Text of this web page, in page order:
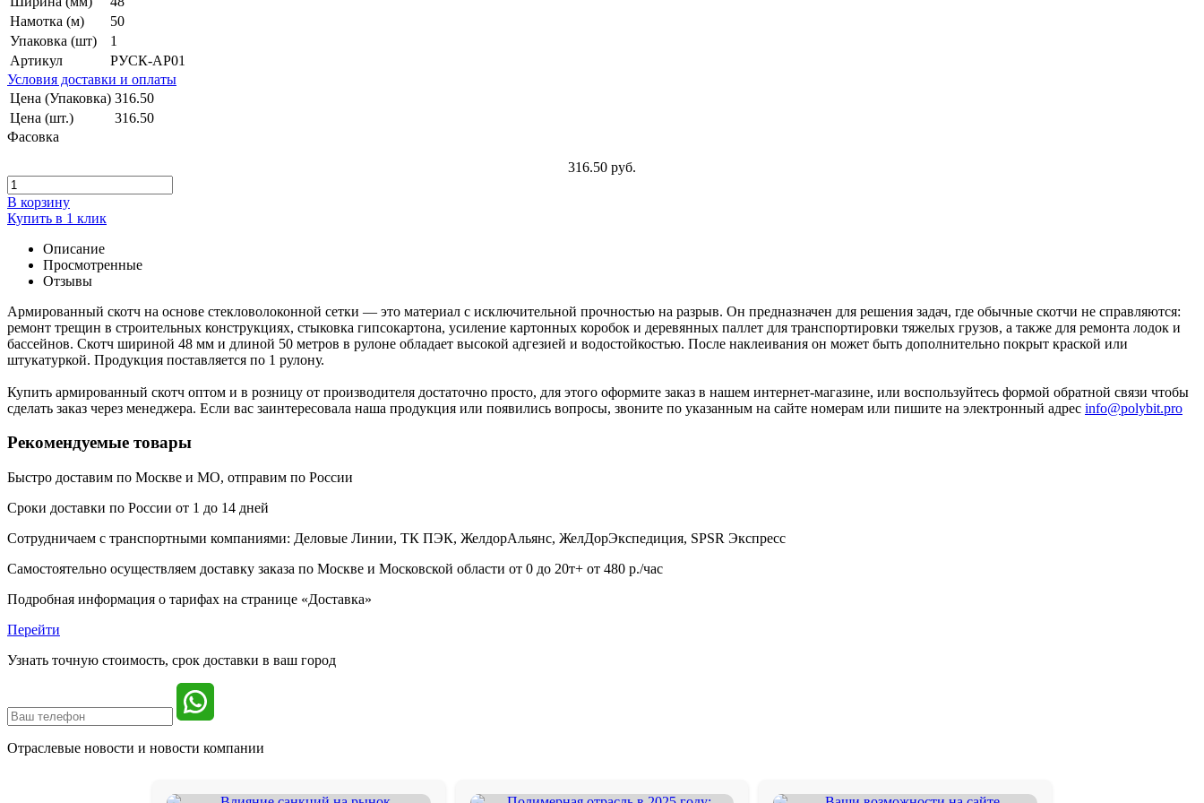
Намотка (м)
50
Упаковка (шт)
1
Артикул
РУСК-АР01
Условия доставки и оплаты
Цена (Упаковка) 316.50
Цена (шт.)
316.50
Фасовка
316.50 руб.
В корзину
Купить в 1 клик
Описание
Просмотренные
Отзывы
Армированный скотч на основе стекловолоконной сетки — это материал с исключительной прочностью на разрыв. Он предназначен для решения задач, где обычные скотчи не справляются:
ремонт трещин в строительных конструкциях, стыковка гипсокартона, усиление картонных коробок и деревянных паллет для транспортировки тяжелых грузов, а также для ремонта лодок и
бассейнов. Скотч шириной 48 мм и длиной 50 метров в рулоне обладает высокой адгезией и водостойкостью. После наклеивания он может быть дополнительно покрыт краской или
штукатуркой. Продукция поставляется по 1 рулону.
Купить армированный скотч оптом и в розницу от производителя достаточно просто, для этого оформите заказ в нашем интернет-магазине, или воспользуйтесь формой обратной связи чтобы
сделать заказ через менеджера. Если вас заинтересовала наша продукция или появились вопросы, звоните по указанным на сайте номерам или пишите на электронный адрес info@polybit.pro
Рекомендуемые товары
Быстро доставим по Москве и МО, отправим по России
Сроки доставки по России от 1 до 14 дней
Сотрудничаем с транспортными компаниями: Деловые Линии, ТК ПЭК, ЖелдорАльянс, ЖелДорЭкспедиция, SPSR Экспресс
Самостоятельно осуществляем доставку заказа по Москве и Московской области от 0 до 20т+ от 480 р./час
Подробная информация о тарифах на странице «Доставка»
Перейти
Узнать точную стоимость, срок доставки в ваш город
Отраслевые новости и новости компании